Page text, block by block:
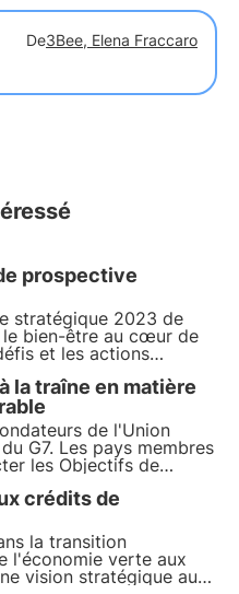
De3Bee, Elena Fraccaro
prospective
stratégique 2023 de
bien-être au cœur de
et les actions
promouvoir une
durable et comment
avec le projet
la traîne en matière
de l'Union
G7. Les pays membres
les Objectifs de
l'Agenda 2030 pour la
Malheureusement, le
significatif
crédits de
la transition
l'économie verte aux
vision stratégique au